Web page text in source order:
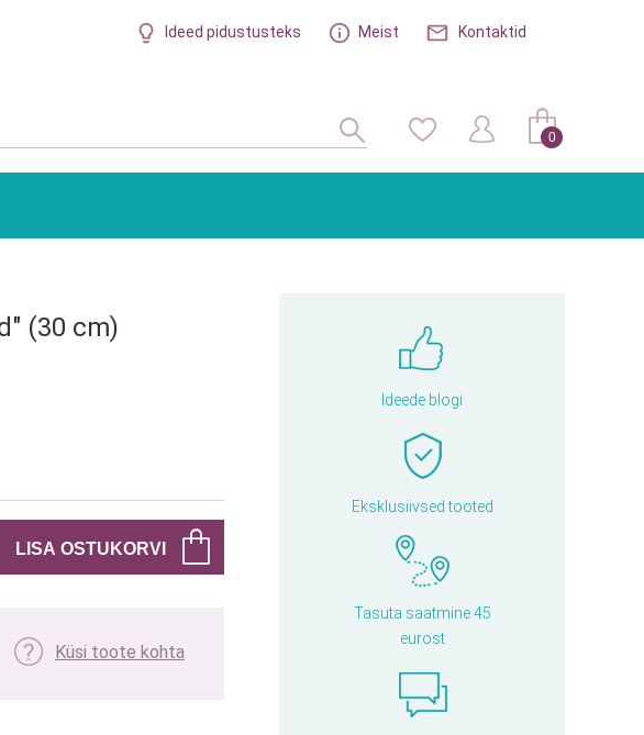
Ideed pidustusteks Meist Kontaktid
0
Ideede blogi
Eksklusiivsed tooted
Tasuta saatmine 45
eurost
(30 cm)
Küsi toote kohta